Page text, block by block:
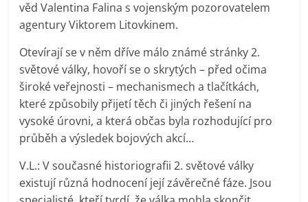
prospívá?
věd Valentina Falina s vojenským pozorovatelem
agentury Viktorem Litovkinem.
Otevírají se v něm dříve málo známé stránky 2.
světové války, hovoří se o skrytých – před očima
široké veřejnosti – mechanismech a tlačítkách,
které způsobily přijetí těch či jiných řešení na
vysoké úrovni, a která občas byla rozhodující pro
průběh a výsledek bojových akcí…
V.L.: V současné historiografii 2. světové války
existují různá hodnocení její závěrečné fáze. Jsou